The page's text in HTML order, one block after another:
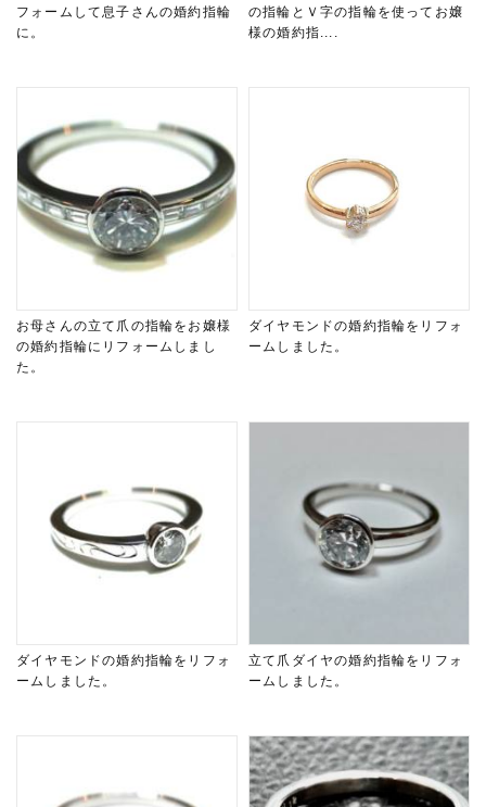
フォームして息子さんの婚約指輪
に。
の指輪とＶ字の指輪を使ってお嬢
様の婚約指....
お母さんの立て爪の指輪をお嬢様
の婚約指輪にリフォームしまし
た。
ダイヤモンドの婚約指輪をリフォ
ームしました。
ダイヤモンドの婚約指輪をリフォ
ームしました。
立て爪ダイヤの婚約指輪をリフォ
ームしました。